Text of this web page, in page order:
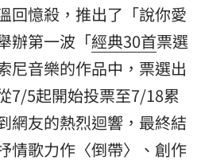
回憶殺，推出了「說你愛
辦第一波「經典30首票選
尼音樂的作品中，票選出
7/5起開始投票至7/18累
網友的熱烈迴響， 最終結
情歌力作〈倒帶〉、 創作